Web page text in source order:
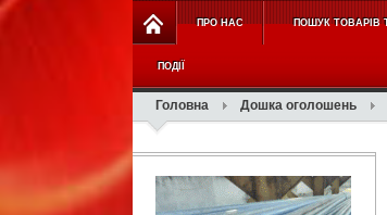
ПРО НАС ПОШУК ТОВАРІВ
ПОДІЇ
Головна Дошка оголошень